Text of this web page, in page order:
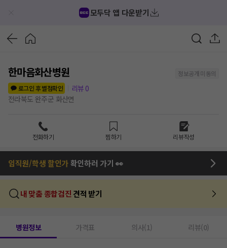
모두닥 앱 다운받기
한마음화산병원
정보공개 미동의
로그인 후 별점확인
리뷰 0
전라북도 완주군 화산면
전화하기 찜하기 리뷰작성
임직원/학생 할인가확인하러 가기 👀
내 맞춤 종합검진 견적 받기
병원정보 가격표 의사(1) 리뷰(0)